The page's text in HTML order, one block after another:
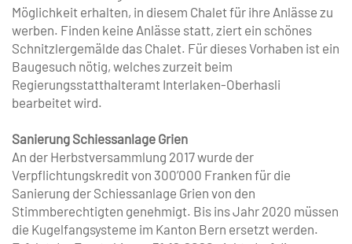
Möglichkeit erhalten, in diesem Chalet für ihre Anlässe zu
werben. Finden keine Anlässe statt, ziert ein schönes
Schnitzlergemälde das Chalet. Für dieses Vorhaben ist ein
Baugesuch nötig, welches zurzeit beim
Regierungsstatthalteramt Interlaken-Oberhasli
bearbeitet wird.
Sanierung Schiessanlage Grien
An der Herbstversammlung 2017 wurde der
Verpflichtungskredit von 300’000 Franken für die
Sanierung der Schiessanlage Grien von den
Stimmberechtigten genehmigt. Bis ins Jahr 2020 müssen
die Kugelfangsysteme im Kanton Bern ersetzt werden.